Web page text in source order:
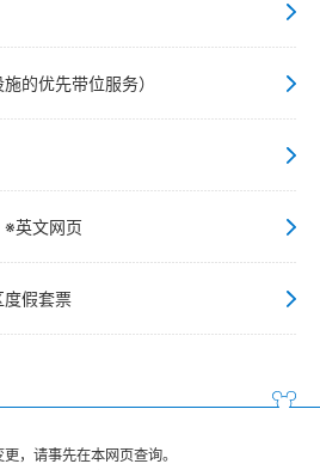
的优先带位服务）
英文网页
度假套票
，请事先在本网页查询。